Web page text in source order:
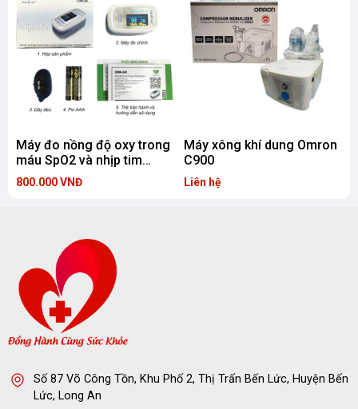
Máy đo nồng độ oxy trong
máu SpO2 và nhịp tim
iMedicare iOM-A6
800.000 VNĐ
Máy xông khí dung Omron
C900
Liên hệ
Số 87 Võ Công Tồn, Khu Phố 2, Thị Trấn Bến Lức, Huyện Bến
Lức, Long An